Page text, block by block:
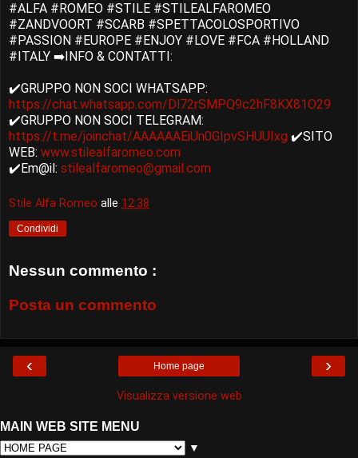
#ALFA #ROMEO #STILE #STILEALFAROMEO
#ZANDVOORT #SCARB #SPETTACOLOSPORTIVO
#PASSION #EUROPE #ENJOY #LOVE #FCA #HOLLAND
#ITALY ➡️INFO & CONTATTI:
✔️GRUPPO NON SOCI WHATSAPP:
https://chat.whatsapp.com/Dl72rSMPQ9c2hF8KX81O29
✔️GRUPPO NON SOCI TELEGRAM:
https://t.me/joinchat/AAAAAAEiUn0GIpvSHUUIxg ✔️SITO
WEB: www.stilealfaromeo.com
✔️Em@il: stilealfaromeo@gmail.com
Stile Alfa Romeo alle 12:38
Condividi
Nessun commento :
Posta un commento
‹ ›
Home page
Visualizza versione web
MAIN WEB SITE MENU
▼